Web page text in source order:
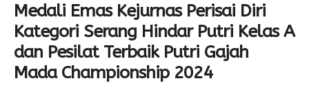
Download
Hubungi Kami
Bulletin
Medali Emas Kejurnas Perisai Diri
Kategori Serang Hindar Putri Kelas A
dan Pesilat Terbaik Putri Gajah
Mada Championship 2024